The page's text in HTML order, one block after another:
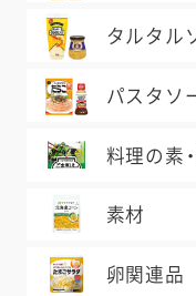
タルタル
パスタソ
料理の素
素材
卵関連品